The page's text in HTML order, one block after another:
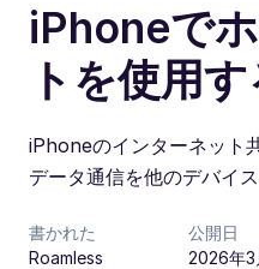
iPhoneで
トを使用
iPhoneのインターネット
データ通信を他のデバイ
書かれた
Roamless
公開日
2026年3